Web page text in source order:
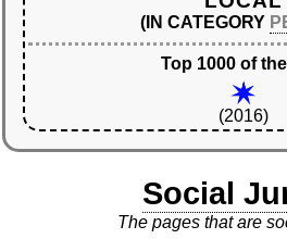
(IN CATEGORY
Top 1000 of
(2016)
Social
The pages that are